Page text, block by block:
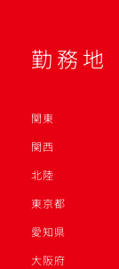
勤務地
関東
関西
北陸
東京都
愛知県
大阪府